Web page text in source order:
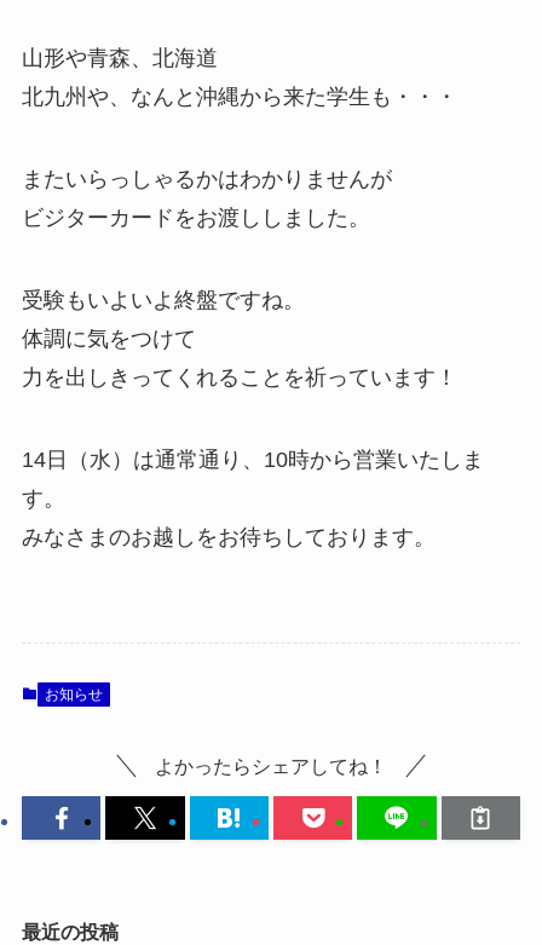
山形や青森、北海道
北九州や、なんと沖縄から来た学生も・・・
またいらっしゃるかはわかりませんが
ビジターカードをお渡ししました。
受験もいよいよ終盤ですね。
体調に気をつけて
力を出しきってくれることを祈っています！
14日（水）は通常通り、10時から営業いたしま
す。
みなさまのお越しをお待ちしております。
お知らせ
よかったらシェアしてね！
最近の投稿